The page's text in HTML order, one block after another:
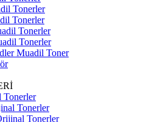
Tonerler
Tonerler
Tonerler
Tonerler
Muadil Toner
Tonerler
Tonerler